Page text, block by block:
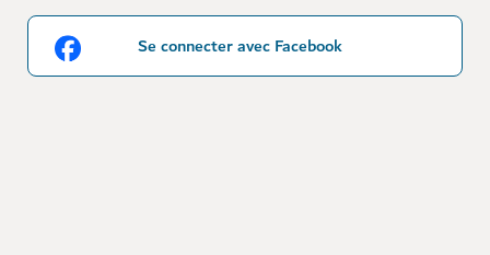
Se connecter avec Facebook